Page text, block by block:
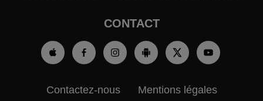
CONTACT
Contactez-nous Mentions légales